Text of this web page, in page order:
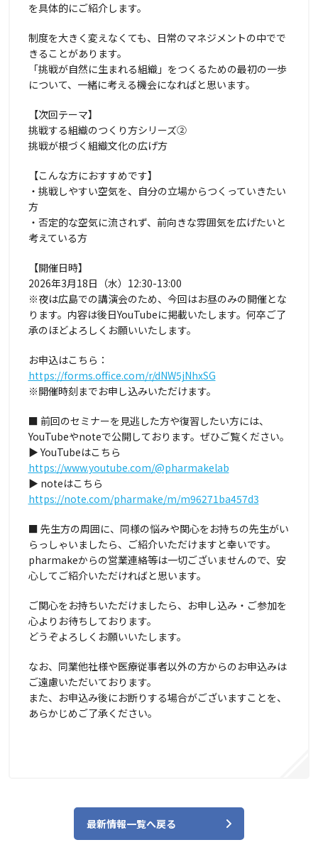
を具体的にご紹介します。
制度を大きく変えなくても、日常のマネジメントの中でで
きることがあります。
「挑戦が自然に生まれる組織」をつくるための最初の一歩
について、一緒に考える機会になればと思います。
【次回テーマ】
挑戦する組織のつくり方シリーズ②
挑戦が根づく組織文化の広げ方
【こんな方におすすめです】
・挑戦しやすい空気を、自分の立場からつくっていきたい
方
・否定的な空気に流されず、前向きな雰囲気を広げたいと
考えている方
【開催日時】
2026年3月18日（水）12:30-13:00
※夜は広島での講演会のため、今回はお昼のみの開催とな
ります。内容は後日YouTubeに掲載いたします。何卒ご了
承のほどよろしくお願いいたします。
お申込はこちら：
https://forms.office.com/r/dNW5jNhxSG
※開催時刻までお申し込みいただけます。
■ 前回のセミナーを見逃した方や復習したい方には、
YouTubeやnoteで公開しております。ぜひご覧ください。
▶ YouTubeはこちら
https://www.youtube.com/@pharmakelab
▶ noteはこちら
https://note.com/pharmake/m/m96271ba457d3
■ 先生方の周囲に、同様の悩みや関心をお持ちの先生がい
らっしゃいましたら、ご紹介いただけますと幸いです。
pharmakeからの営業連絡等は一切ございませんので、安
心してご紹介いただければと思います。
ご関心をお持ちいただけましたら、お申し込み・ご参加を
心よりお待ちしております。
どうぞよろしくお願いいたします。
なお、同業他社様や医療従事者以外の方からのお申込みは
ご遠慮いただいております。
また、お申込み後にお断りする場合がございますことを、
あらかじめご了承ください。
最新情報一覧へ戻る